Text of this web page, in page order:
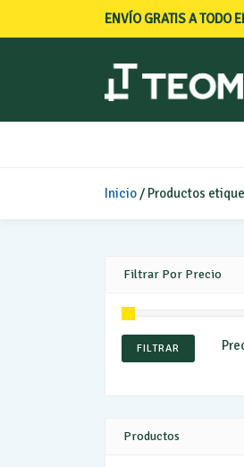
ENVÍO GRATIS A TODO
Inicio / Productos
Filtrar Por Precio
FILTRAR
Productos